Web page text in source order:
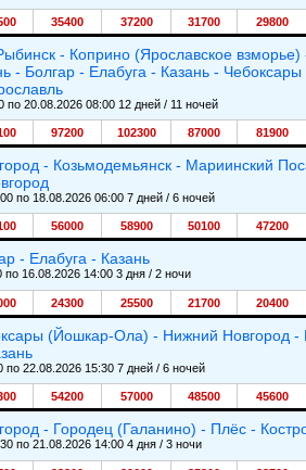
35400 37200 31700 29800
- Коприно (Ярославское
- Болгар - Елабуга - Казань -
по 20.08.2026 08:00 12 дней / 11 ночей
97200 102300 87000 81900
- Козьмодемьянск - Мариинский
по 18.08.2026 06:00 7 дней / 6 ночей
56000 58900 50100 47200
- Елабуга - Казань
по 16.08.2026 14:00 3 дня / 2 ночи
24300 25500 21700 20400
(Йошкар-Ола) - Нижний Новгород
по 22.08.2026 15:30 7 дней / 6 ночей
54200 57000 48500 45600
- Городец (Галанино) - Плёс -
по 21.08.2026 14:00 4 дня / 3 ночи